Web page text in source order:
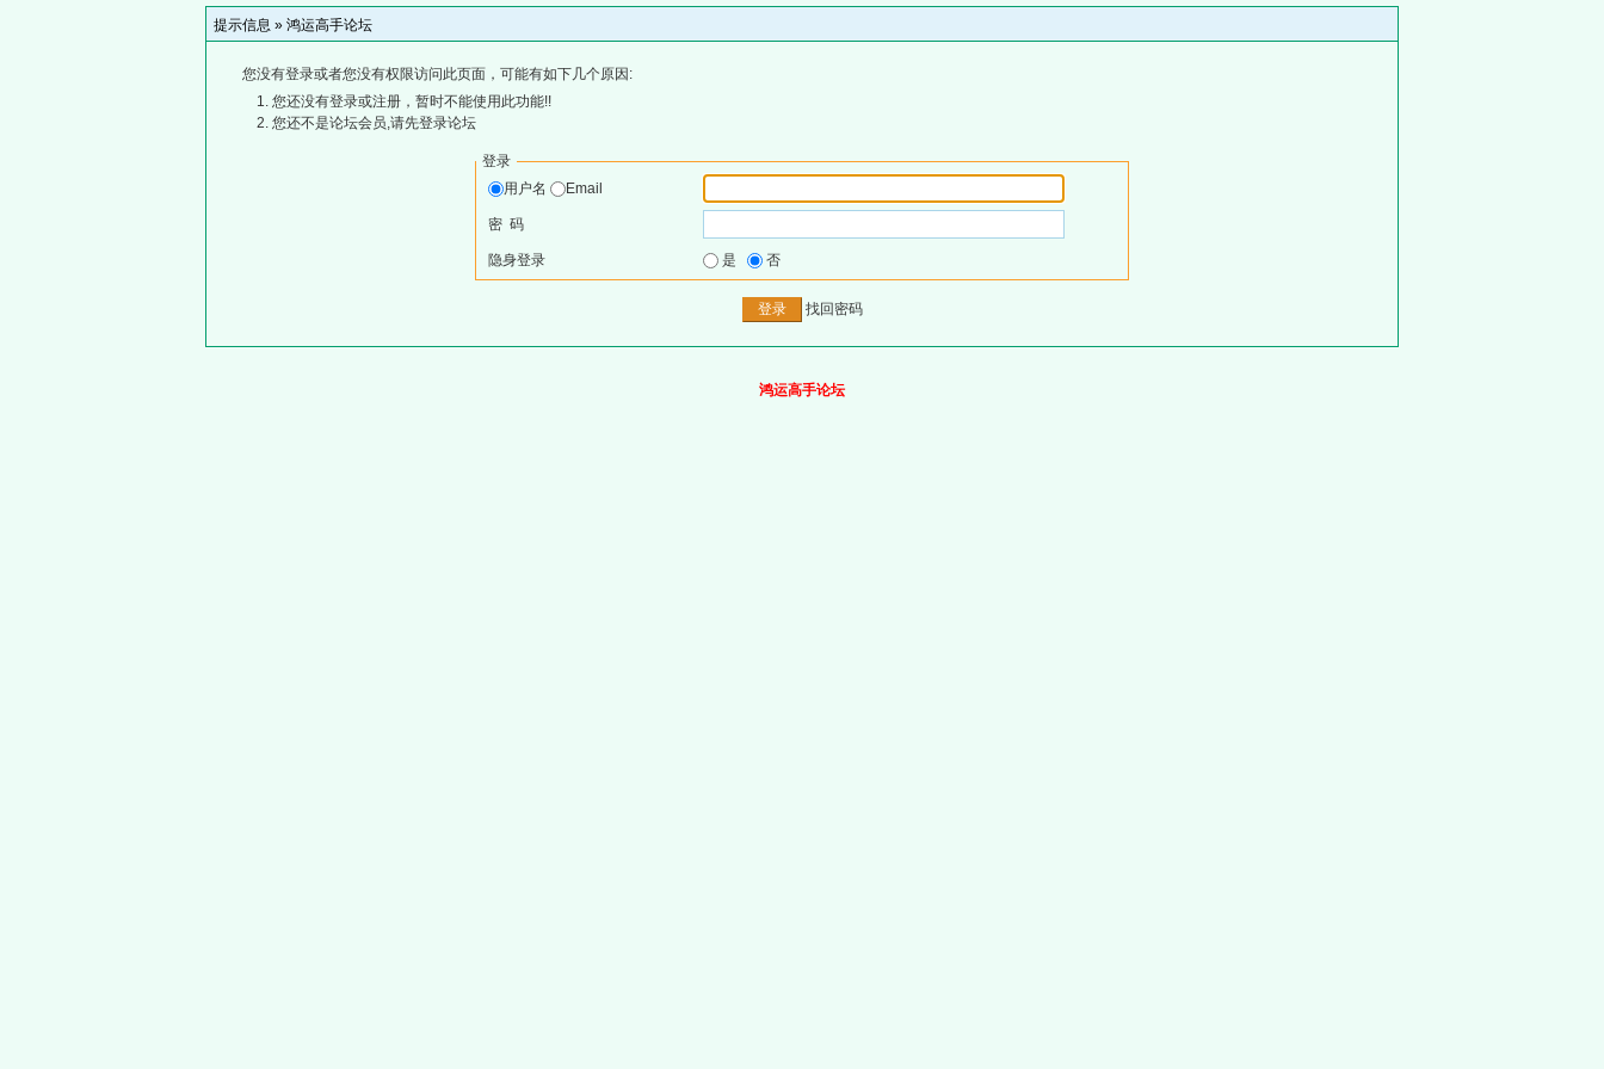
提示信息 » 鸿运高手论坛
您没有登录或者您没有权限访问此页面，可能有如下几个原因:
您还没有登录或注册，暂时不能使用此功能!!
您还不是论坛会员,请先登录论坛
登录
用户名
Email
密 码
隐身登录 是 否
找回密码
鸿运高手论坛